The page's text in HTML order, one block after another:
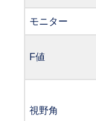
モニター
F値
視野角